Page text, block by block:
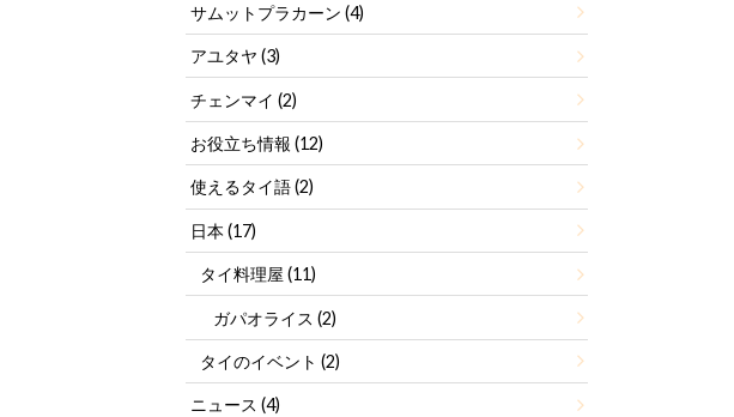
サムットプラカーン(4)
アユタヤ(3)
チェンマイ(2)
お役立ち情報(12)
使えるタイ語(2)
日本(17)
タイ料理屋 (11)
ガパオライス(2)
タイのイベント (2)
ニュース(4)